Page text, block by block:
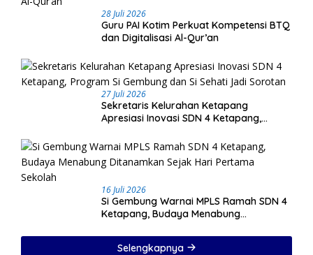
28 Juli 2026
Guru PAI Kotim Perkuat Kompetensi BTQ
dan Digitalisasi Al-Qur’an
27 Juli 2026
Sekretaris Kelurahan Ketapang
Apresiasi Inovasi SDN 4 Ketapang,
Sorotan
16 Juli 2026
Si Gembung Warnai MPLS Ramah SDN 4
Ketapang, Budaya Menabung
Selengkapnya